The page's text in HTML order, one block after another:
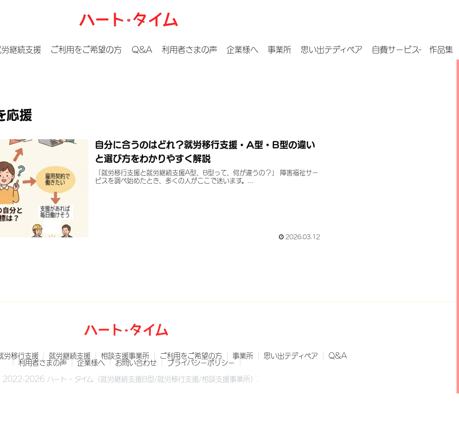
労継続支援 ご利用をご希望の方 Q&A 利用者さまの声 企業様へ 事業所 思い出テディベア 自費サービス 作品集
応援
自分に合うのはどれ？就労移行支援・A型・B型の違い
と選び方をわかりやすく解説
「就労移行支援と就労継続支援A型、B型って、何が違うの？」 障害福祉サー
ビスを調べ始めたとき、多くの人がここで迷います。...
2026.03.12
労移行支援 就労継続支援 相談支援事業所 ご利用をご希望の方 事業所 思い出テディベア
Q&A
利用者さまの声
企業様へ お問い合わせ プライバシーポリシー
2026 ハート・タイム（就労継続支援B型/就労移行支援/相談支援事業所）.